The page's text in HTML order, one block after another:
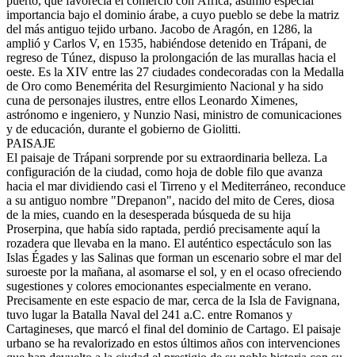
importancia bajo el dominio árabe, a cuyo pueblo se debe la matriz
del más antiguo tejido urbano. Jacobo de Aragón, en 1286, la
amplió y Carlos V, en 1535, habiéndose detenido en Trápani, de
regreso de Túnez, dispuso la prolongación de las murallas hacia el
oeste. Es la XIV entre las 27 ciudades condecoradas con la Medalla
de Oro como Benemérita del Resurgimiento Nacional y ha sido
cuna de personajes ilustres, entre ellos Leonardo Ximenes,
astrónomo e ingeniero, y Nunzio Nasi, ministro de comunicaciones
y de educación, durante el gobierno de Giolitti.
PAISAJE
El paisaje de Trápani sorprende por su extraordinaria belleza. La
configuración de la ciudad, como hoja de doble filo que avanza
hacia el mar dividiendo casi el Tirreno y el Mediterráneo, reconduce
a su antiguo nombre "Drepanon", nacido del mito de Ceres, diosa
de la mies, cuando en la desesperada búsqueda de su hija
Proserpina, que había sido raptada, perdió precisamente aquí la
rozadera que llevaba en la mano. El auténtico espectáculo son las
Islas Égades y las Salinas que forman un escenario sobre el mar del
suroeste por la mañana, al asomarse el sol, y en el ocaso ofreciendo
sugestiones y colores emocionantes especialmente en verano.
Precisamente en este espacio de mar, cerca de la Isla de Favignana,
tuvo lugar la Batalla Naval del 241 a.C. entre Romanos y
Cartagineses, que marcó el final del dominio de Cartago. El paisaje
urbano se ha revalorizado en estos últimos años con intervenciones